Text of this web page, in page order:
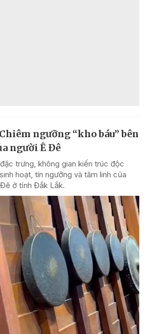
ngưỡng “kho báu” bên
người Ê Đê
trưng, không gian kiến trúc độc
hoạt, tín ngưỡng và tâm linh của
ở tỉnh Đắk Lắk.